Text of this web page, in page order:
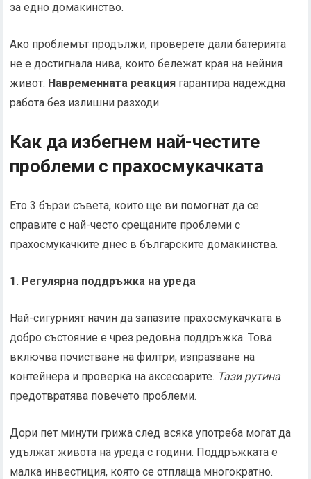
за едно домакинство.
Ако проблемът продължи, проверете дали батерията
не е достигнала нива, които бележат края на нейния
живот. Навременната реакция гарантира надеждна
работа без излишни разходи.
Как да избегнем най-честите
проблеми с прахосмукачката
Ето 3 бързи съвета, които ще ви помогнат да се
справите с най-често срещаните проблеми с
прахосмукачките днес в българските домакинства.
1. Регулярна поддръжка на уреда
Най-сигурният начин да запазите прахосмукачката в
добро състояние е чрез редовна поддръжка. Това
включва почистване на филтри, изпразване на
контейнера и проверка на аксесоарите. Тази рутина
предотвратява повечето проблеми.
Дори пет минути грижа след всяка употреба могат да
удължат живота на уреда с години. Поддръжката е
малка инвестиция, която се отплаща многократно.